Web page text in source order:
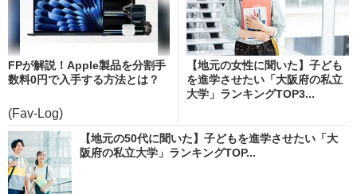
FPが解説！Apple製品を分割手
数料0円で入手する方法とは？
(Fav-Log)
【地元の女性に聞いた】子ども
を進学させたい「大阪府の私立
大学」ランキングTOP3...
【地元の50代に聞いた】子どもを進学させたい「大
阪府の私立大学」ランキングTOP...